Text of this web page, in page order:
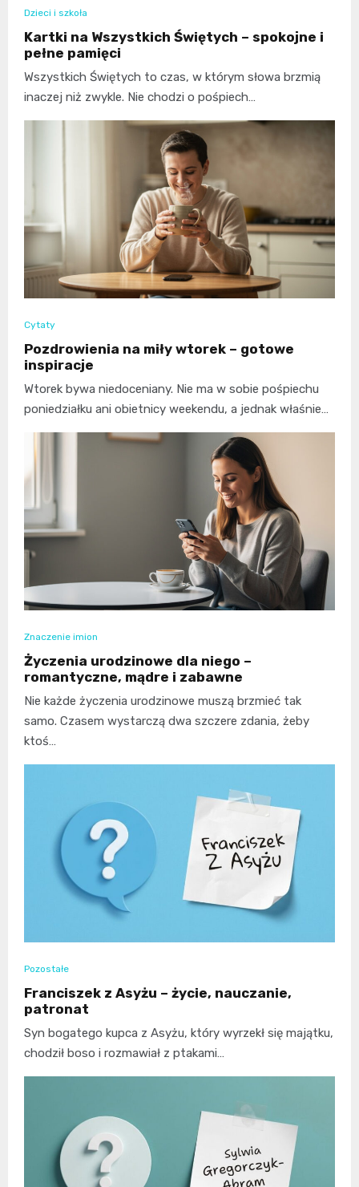
Dzieci i szkoła
Kartki na Wszystkich Świętych – spokojne i
pełne pamięci
Wszystkich Świętych to czas, w którym słowa brzmią
inaczej niż zwykle. Nie chodzi o pośpiech…
Cytaty
Pozdrowienia na miły wtorek – gotowe
inspiracje
Wtorek bywa niedoceniany. Nie ma w sobie pośpiechu
poniedziałku ani obietnicy weekendu, a jednak właśnie…
Znaczenie imion
Życzenia urodzinowe dla niego –
romantyczne, mądre i zabawne
Nie każde życzenia urodzinowe muszą brzmieć tak
samo. Czasem wystarczą dwa szczere zdania, żeby
ktoś…
Pozostałe
Franciszek z Asyżu – życie, nauczanie,
patronat
Syn bogatego kupca z Asyżu, który wyrzekł się majątku,
chodził boso i rozmawiał z ptakami…